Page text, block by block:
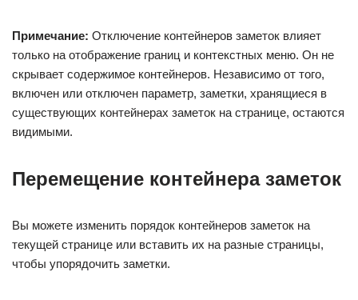
Примечание: Отключение контейнеров заметок влияет
только на отображение границ и контекстных меню. Он не
скрывает содержимое контейнеров. Независимо от того,
включен или отключен параметр, заметки, хранящиеся в
существующих контейнерах заметок на странице, остаются
видимыми.
Перемещение контейнера заметок
Вы можете изменить порядок контейнеров заметок на
текущей странице или вставить их на разные страницы,
чтобы упорядочить заметки.